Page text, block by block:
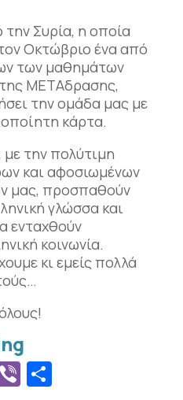
Συρία, η οποία
Οκτώβριο ένα από
των μαθημάτων
ΜΕΤΑδρασης,
την ομάδα μας με
κάρτα.
την πολύτιμη
και αφοσιωμένων
μας, προσπαθούν
γλώσσα και
ενταχθούν
κοινωνία.
κι εμείς πολλά
Viber